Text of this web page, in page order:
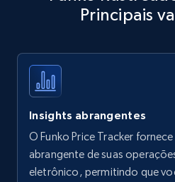
Title, Seller name, Brand,
35.2K+
Amazon products - find
upc numbers
Principais
Insights abrangentes
O Funko Price Tracker
abrangente de suas
eletrônico, permitindo que